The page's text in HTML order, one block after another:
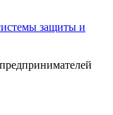
защиты и